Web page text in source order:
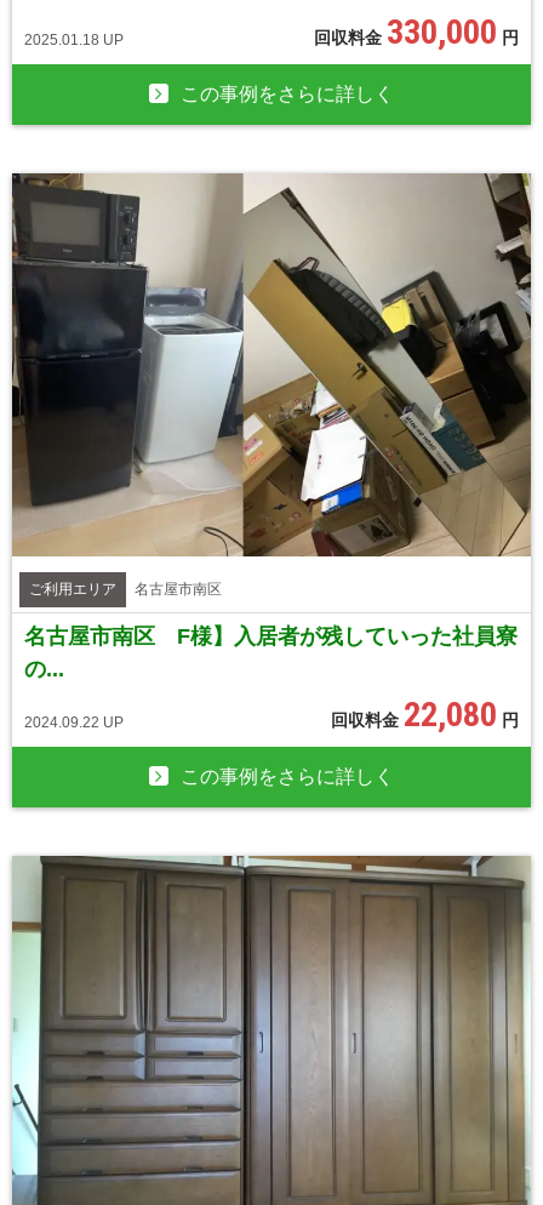
2025.01.18 UP 回収料金 330,000 円
この事例をさらに詳しく
ご利用エリア 名古屋市南区
名古屋市南区 F様】入居者が残していった社員寮
の...
2024.09.22 UP 回収料金 22,080 円
この事例をさらに詳しく